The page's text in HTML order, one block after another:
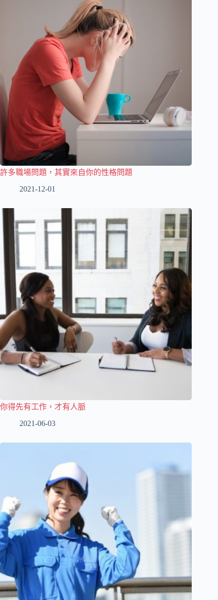
許多職場問題，其實來自你的性格問題
2021-12-01
你得先有工作，才有人脈
2021-06-03